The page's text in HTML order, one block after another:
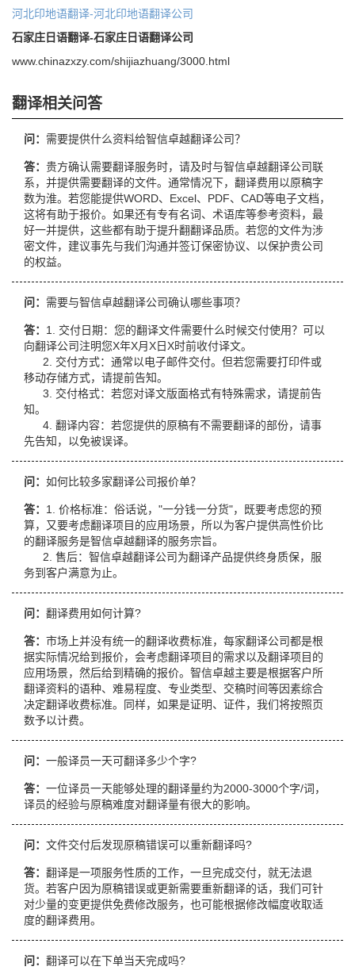
河北印地语翻译-河北印地语翻译公司
石家庄日语翻译-石家庄日语翻译公司
www.chinazxzy.com/shijiazhuang/3000.html
翻译相关问答
问： 需要提供什么资料给智信卓越翻译公司？
答： 贵方确认需要翻译服务时，请及时与智信卓越翻译公司联
系，并提供需要翻译的文件。通常情况下，翻译费用以原稿字
数为淮。若您能提供WORD、Excel、PDF、CAD等电子文档，
这将有助于报价。如果还有专有名词、术语库等参考资料，最
好一并提供，这些都有助于提升翻翻译品质。若您的文件为涉
密文件，建议事先与我们沟通并签订保密协议、以保护贵公司
的权益。
问： 需要与智信卓越翻译公司确认哪些事项？
答： 1. 交付日期：您的翻译文件需要什么时候交付使用？可以
向翻译公司注明您X年X月X日X时前收付译文。
2. 交付方式：通常以电子邮件交付。但若您需要打印件或
移动存储方式，请提前告知。
3. 交付格式：若您对译文版面格式有特殊需求，请提前告
知。
4. 翻译内容：若您提供的原稿有不需要翻译的部份，请事
先告知，以免被误译。
问： 如何比较多家翻译公司报价单？
答： 1. 价格标准：俗话说，"一分钱一分货"，既要考虑您的预
算，又要考虑翻译项目的应用场景，所以为客户提供高性价比
的翻译服务是智信卓越翻译的服务宗旨。
2. 售后：智信卓越翻译公司为翻译产品提供终身质保，服
务到客户满意为止。
问： 翻译费用如何计算?
答： 市场上并没有统一的翻译收费标准，每家翻译公司都是根
据实际情况给到报价，会考虑翻译项目的需求以及翻译项目的
应用场景，然后给到精确的报价。智信卓越主要是根据客户所
翻译资料的语种、难易程度、专业类型、交稿时间等因素综合
决定翻译收费标准。同样，如果是证明、证件，我们将按照页
数予以计费。
问： 一般译员一天可翻译多少个字?
答： 一位译员一天能够处理的翻译量约为2000-3000个字/词，
译员的经验与原稿难度对翻译量有很大的影响。
问： 文件交付后发现原稿错误可以重新翻译吗?
答： 翻译是一项服务性质的工作，一旦完成交付，就无法退
货。若客户因为原稿错误或更新需要重新翻译的话，我们可针
对少量的变更提供免费修改服务，也可能根据修改幅度收取适
度的翻译费用。
问： 翻译可以在下单当天完成吗?